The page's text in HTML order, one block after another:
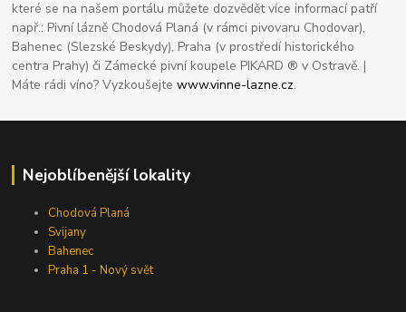
které se na našem portálu můžete dozvědět více informací patří
např.: Pivní lázně Chodová Planá (v rámci pivovaru Chodovar),
Bahenec (Slezské Beskydy), Praha (v prostředí historického
centra Prahy) či Zámecké pivní koupele PIKARD ® v Ostravě. |
Máte rádi víno? Vyzkoušejtewww.vinne-lazne.cz.
Nejoblíbenější lokality
Chodová Planá
Svijany
Bahenec
Praha 1 - Nový svět